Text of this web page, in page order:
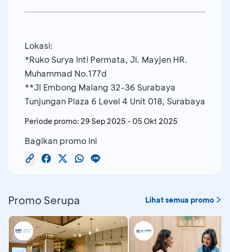
all product skincare**
ALL Filler Hyabel **
Skinda fat to slim (8cc) **
Glow Booster (3x) **
Skin wellness (3x) **
Exo Plasma (10X)
Exo Unilarge (10X)
DNA Booster RA/BR (10X)
DNA Cell-Q (10X)
Body Instan Shape (10X)
Body Accentuate (10X
Lokasi:
*Ruko Surya Inti Permata, Jl. Mayjen HR.
Muhammad No.177d
**Jl Embong Malang 32-36 Surabaya
Tunjungan Plaza 6 Level 4 Unit 018, Surabaya
Periode promo: 29 Sep 2025 - 05 Okt 2025
Bagikan promo ini
Promo Serupa Lihat semua promo